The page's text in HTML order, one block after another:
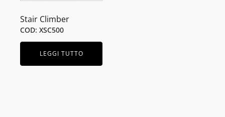
Stair Climber
COD: XSC500
LEGGI TUTTO